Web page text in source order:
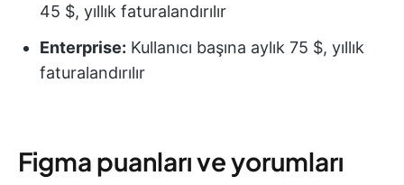
45 $, yıllık faturalandırılır
Enterprise: Kullanıcı başına aylık 75 $, yıllık
faturalandırılır
Figma puanları ve yorumları